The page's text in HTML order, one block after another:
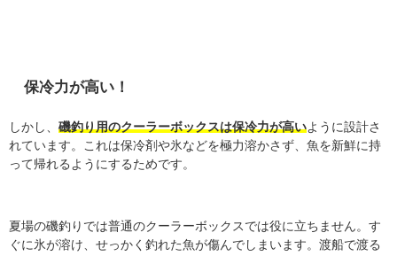
保冷力が高い！
しかし、 磯釣り用のクーラーボックスは保冷力が高いように設計さ
れています。これは保冷剤や氷などを極力溶かさず、魚を新鮮に持
って帰れるようにするためです。
夏場の磯釣りでは普通のクーラーボックスでは役に立ちません。す
ぐに氷が溶け、せっかく釣れた魚が傷んでしまいます。渡船で渡る